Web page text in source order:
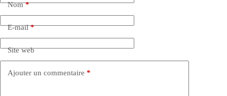
Nom*
E-mail*
Site web
Ajouter un commentaire *